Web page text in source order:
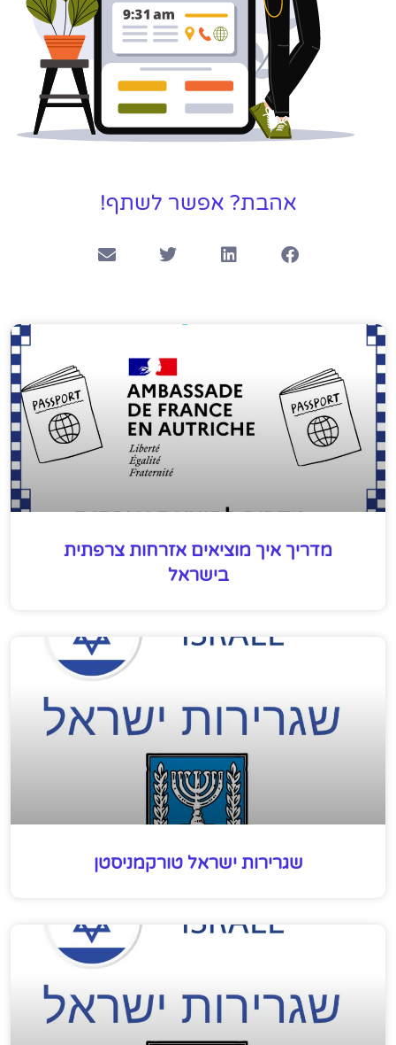
אהבת? אפשר לשתף!
מדריך איך מוציאים אזרחות צרפתית
בישראל
שגרירות ישראל טורקמניסטן